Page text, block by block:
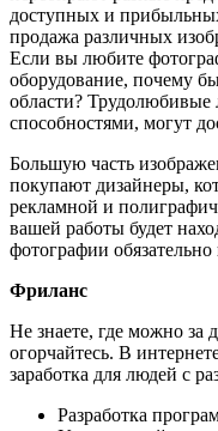
доступных и
продажа различных
Если вы любите
оборудование, почему
области?
способностями, могут
Большую часть
покупают дизайнеры,
рекламной и
вашей работы будет
фотографии
Фриланс
Не знаете, где можно за
огорчайтесь. В
заработка для людей с
Разработка